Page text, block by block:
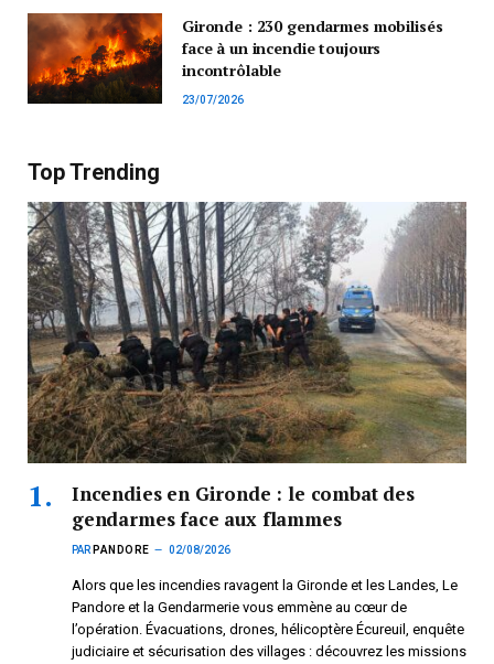
Gironde : 230 gendarmes mobilisés
face à un incendie toujours
incontrôlable
23/07/2026
Top Trending
Incendies en Gironde : le combat des
gendarmes face aux flammes
PAR PANDORE 02/08/2026
Alors que les incendies ravagent la Gironde et les Landes, Le
Pandore et la Gendarmerie vous emmène au cœur de
l’opération. Évacuations, drones, hélicoptère Écureuil, enquête
judiciaire et sécurisation des villages : découvrez les missions